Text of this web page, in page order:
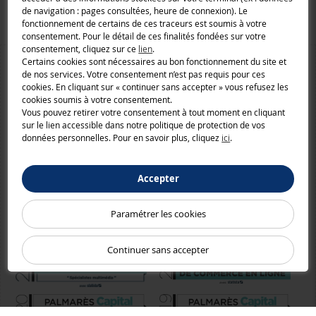
de navigation : pages consultées, heure de connexion). Le
fonctionnement de certains de ces traceurs est soumis à votre
consentement. Pour le détail de ces finalités fondées sur votre
consentement, cliquez sur ce lien.
Certains cookies sont nécessaires au bon fonctionnement du site et
de nos services. Votre consentement n’est pas requis pour ces
cookies. En cliquant sur « continuer sans accepter » vous refusez les
cookies soumis à votre consentement.
Vous pouvez retirer votre consentement à tout moment en cliquant
sur le lien accessible dans notre politique de protection de vos
données personnelles. Pour en savoir plus, cliquez ici.
Accepter
Paramétrer les cookies
Continuer sans accepter
Macway.com